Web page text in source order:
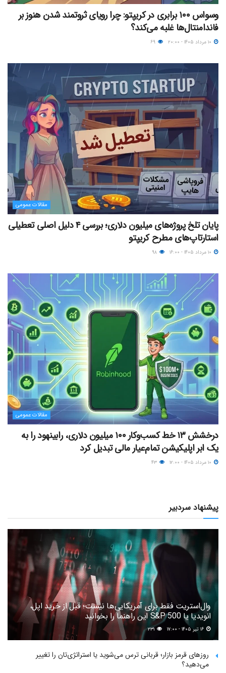
وسواس ۱۰۰ برابری در کریپتو: چرا رویای ثروتمند شدن هنوز بر
فاندامنتال‌ها غلبه می‌کند؟
مقالات عمومی
پایان تلخ پروژه‌های میلیون دلاری؛ بررسی ۴ دلیل اصلی تعطیلی
استارتاپ‌های مطرح کریپتو
مقالات عمومی
درخشش ۱۳ خط کسب‌وکار ۱۰۰ میلیون دلاری، رابینهود را به
یک ابر اپلیکیشن تمام‌عیار مالی تبدیل کرد
پیشنهاد سردبیر
وال‌استریت فقط برای آمریکایی‌ها نیست؛ قبل از خرید اپل،
انویدیا یا S&P 500 این راهنما را بخوانید
۲۳۱
روزهای قرمز بازار؛ قربانی ترس می‌شوید یا استراتژی‌تان را تغییر
می‌دهید؟